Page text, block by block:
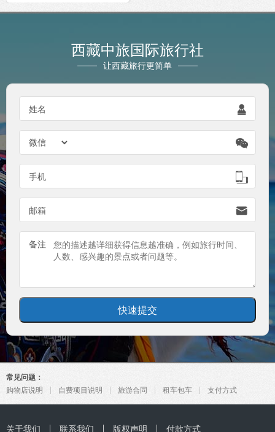
西藏中旅国际旅行社
让西藏旅行更简单
姓名 

手机 
邮箱 
备注
常见问题：
购物店说明
自费项目说明 旅游合同 租车包车 支付方式
关于我们 联系我们 版权声明 付款方式